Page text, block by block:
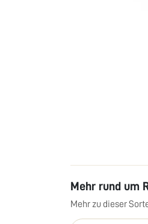
Mehr rund um
Mehr zu dieser